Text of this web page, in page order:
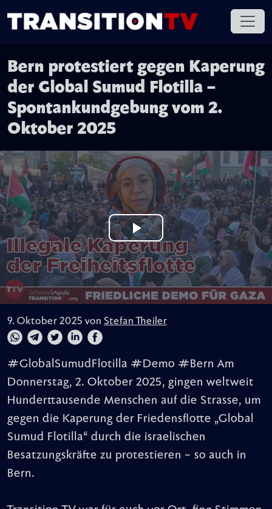
Bern protestiert gegen Kaperung
der Global Sumud Flotilla –
Spontankundgebung vom 2.
Oktober 2025
9. Oktober 2025 von Stefan Theiler
#GlobalSumudFlotilla #Demo #Bern Am
Donnerstag, 2. Oktober 2025, gingen weltweit
Hunderttausende Menschen auf die Strasse, um
gegen die Kaperung der Friedensflotte „Global
Sumud Flotilla“ durch die israelischen
Besatzungskräfte zu protestieren – so auch in
Bern.